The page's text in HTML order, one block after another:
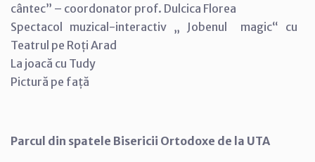
cântec” – coordonator prof. Dulcica Florea
Spectacol muzical-interactiv „ Jobenul magic“ cu
Teatrul pe Roți Arad
La joacă cu Tudy
Pictură pe față
Parcul din spatele Bisericii Ortodoxe de la UTA